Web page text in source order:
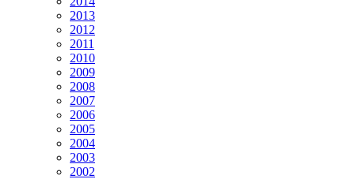
2013
2012
2011
2010
2009
2008
2007
2006
2005
2004
2003
2002